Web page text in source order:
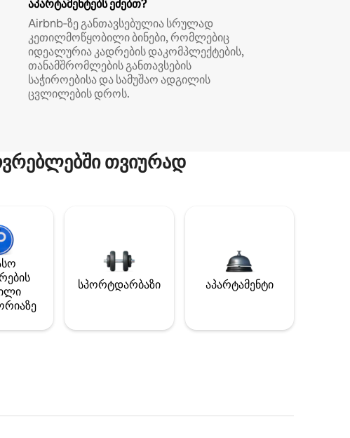
აპარტამენტებს ეძებთ?
Airbnb‑ზე განთავსებულია სრულად
კეთილმოწყობილი ბინები, რომლებიც
იდეალურია კადრების დაკომპლექტების,
თანამშრომლების განთავსების
საჭიროებისა და სამუშაო ადგილის
ცვლილების დროს.
თვიურად
სპორტდარბაზი აპარტამენტი